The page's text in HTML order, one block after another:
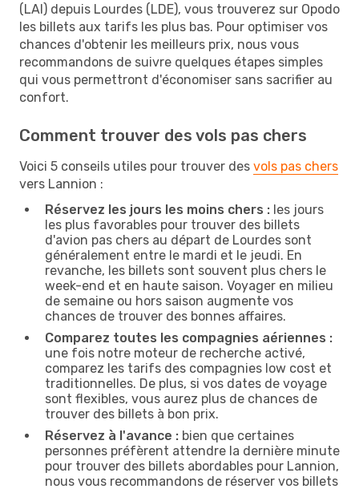
(LAI) depuis Lourdes (LDE), vous trouverez sur Opodo
les billets aux tarifs les plus bas. Pour optimiser vos
chances d'obtenir les meilleurs prix, nous vous
recommandons de suivre quelques étapes simples
qui vous permettront d'économiser sans sacrifier au
confort.
Comment trouver des vols pas chers
Voici 5 conseils utiles pour trouver des vols pas chers
vers Lannion :
Réservez les jours les moins chers : les jours
les plus favorables pour trouver des billets
d'avion pas chers au départ de Lourdes sont
généralement entre le mardi et le jeudi. En
revanche, les billets sont souvent plus chers le
week-end et en haute saison. Voyager en milieu
de semaine ou hors saison augmente vos
chances de trouver des bonnes affaires.
Comparez toutes les compagnies aériennes :
une fois notre moteur de recherche activé,
comparez les tarifs des compagnies low cost et
traditionnelles. De plus, si vos dates de voyage
sont flexibles, vous aurez plus de chances de
trouver des billets à bon prix.
Réservez à l'avance : bien que certaines
personnes préfèrent attendre la dernière minute
pour trouver des billets abordables pour Lannion,
nous vous recommandons de réserver vos billets